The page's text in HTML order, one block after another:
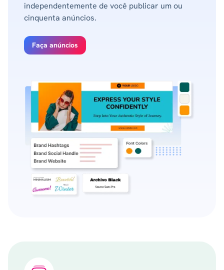
independentemente de você publicar um ou
cinquenta anúncios.
Faça anúncios